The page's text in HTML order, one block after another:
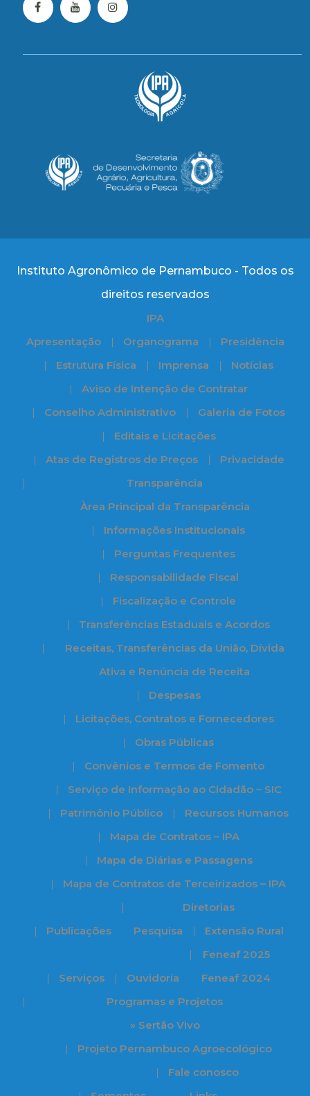
Instituto Agronômico de Pernambuco - Todos os
direitos reservados
IPA
Apresentação
Organograma
Presidência
Estrutura Física
Imprensa
Notícias
Aviso de Intenção de Contratar
Conselho Administrativo
Galeria de Fotos
Editais e Licitações
Atas de Registros de Preços
Privacidade
Transparência
Àrea Principal da Transparência
Informações Institucionais
Perguntas Frequentes
Responsabilidade Fiscal
Fiscalização e Controle
Transferências Estaduais e Acordos
Receitas, Transferências da União, Dívida
Ativa e Renúncia de Receita
Despesas
Licitações, Contratos e Fornecedores
Obras Públicas
Convênios e Termos de Fomento
Serviço de Informação ao Cidadão – SIC
Patrimônio Público
Recursos Humanos
Mapa de Contratos – IPA
Mapa de Diárias e Passagens
Mapa de Contratos de Terceirizados – IPA
Publicações
Diretorias
Pesquisa
Extensão Rural
Serviços Ouvidoria
Feneaf 2025
Feneaf 2024
Programas e Projetos
» Sertão Vivo
Projeto Pernambuco Agroecológico
Fale conosco